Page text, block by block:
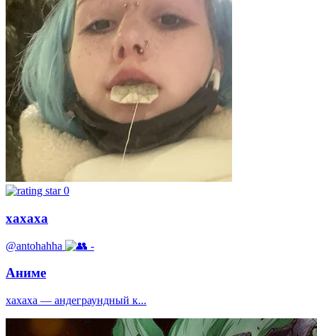
0
хахаха
@antohahha -
Аниме
хахаха — андеграундный к...